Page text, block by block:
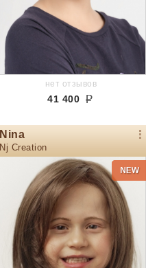
нет отзывов
41 400
Nina
Nj Creation